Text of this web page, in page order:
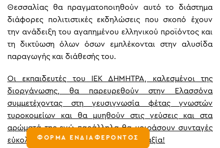
ΦΟΡΜΑ ΕΝΔΙΑΦΕΡΟΝΤΟΣ
Θεσσαλίας θα πραγματοποιηθούν αυτό το διάστημα
διάφορες πολιτιστικές εκδηλώσεις που σκοπό έχουν
την ανάδειξη του αγαπημένου ελληνικού προϊόντος και
τη δικτύωση όλων όσων εμπλέκονται στην αλυσίδα
παραγωγής και διάθεσής του.
Οι εκπαιδευτές του ΙΕΚ ΔΗΜΗΤΡΑ, καλεσμένοι της
διοργάνωσης, θα παρευρεθούν στην Ελασσόνα
συμμετέχοντας στη γευσιγνωσία φέτας γνωστών
τυροκομείων και θα μυηθούν στις γεύσεις και στα
αρώματά της ενώ παράλληλα θα μοιράσουν συνταγές
εύκολες, γρήγορες και με διατροφική αξία!